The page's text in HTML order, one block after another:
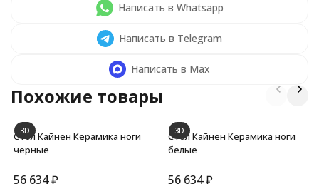
Написать в Whatsapp
Написать в Telegram
Написать в Max
Похожие товары
3D
Стол Кайнен Керамика ноги
черные
56 634₽
3D
Стол Кайнен Керамика ноги
белые
56 634 ₽